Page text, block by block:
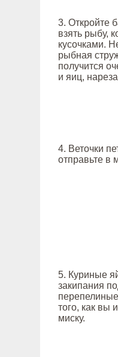
3. Откройте
взять рыбу,
кусочками.
рыбная
получится
и яиц,
4. Веточки
отправьте в
5. Куриные
закипания
того, как вы
миску.